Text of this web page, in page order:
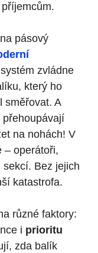
pásový
zvládne
který ho
směřovat. A
na nohách! V
– operátoři,
Bez jejich
katastrofa.
různé faktory:
i prioritu
zda balík